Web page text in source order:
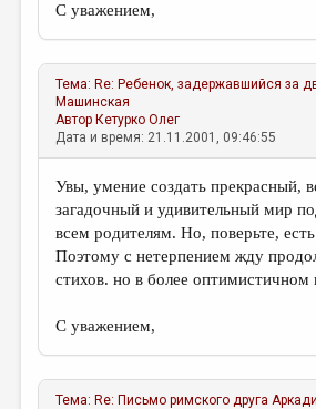
С уважением,
Тема: Re: Ребенок, задержавшийся за
Машинская
Автор Кетурко Олег
Дата и время: 21.11.2001, 09:46:55
Увы, умение создать прекрасный,
загадочный и удивительный мир
всем родителям. Но, поверьте,
Поэтому с нетерпением жду
стихов. но в более оптимистичном
С уважением,
Тема: Re: Письмо римского друга